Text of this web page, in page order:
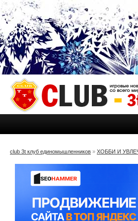
club 3t клуб единомышленников » ХОББИ И